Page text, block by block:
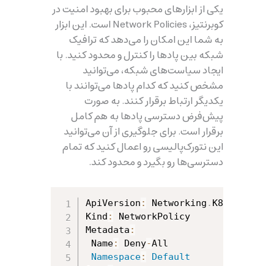
یکی از ابزارهای محبوب برای بهبود امنیت در
کوبرنتیز، Network Policies است. این ابزار
به شما این امکان را می‌دهد که ترافیک
شبکه بین پادها را کنترل و محدود کنید. با
ایجاد سیاست‌های شبکه، می‌توانید
مشخص کنید که کدام پادها می‌توانند با
یکدیگر ارتباط برقرار کنند. به صورت
پیش‌فرض دسترسی پادها به هم کامل
برقرار است. برای جلوگیری از آن می‌توانید
این نتورک‌پالیسی رو اعمال کنید که تمام
دسترسی‌ها رو بگیرد و محدود کند.
ApiVersion : Networking . K8s
Kind :
NetworkPolicy
Metadata :
Name: Deny-All
Namespace:
Default